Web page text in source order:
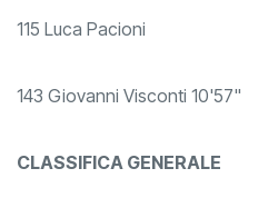
115 Luca Pacioni
143 Giovanni Visconti 10'57"
CLASSIFICA GENERALE